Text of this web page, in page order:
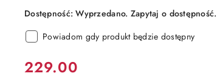
Dostępność:Wyprzedano. Zapytaj o dostępność.
Powiadom gdy produkt będzie dostępny
Cena:
229.00